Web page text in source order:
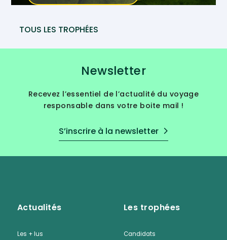
TOUS LES TROPHÉES
Newsletter
Recevez l’essentiel de l’actualité du voyage
responsable dans votre boite mail !
S’inscrire à la newsletter
Actualités Les trophées
Les + lus Candidats